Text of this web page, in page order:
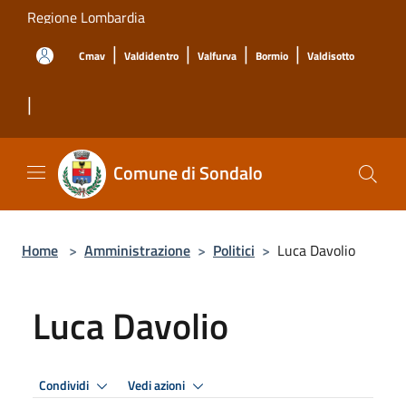
Salta al contenuto principale
Regione Lombardia
Cmav | Valdidentro | Valfurva | Bormio | Valdisotto
|
Comune di Sondalo
Home > Amministrazione > Politici > Luca Davolio
Luca Davolio
Condividi Vedi azioni